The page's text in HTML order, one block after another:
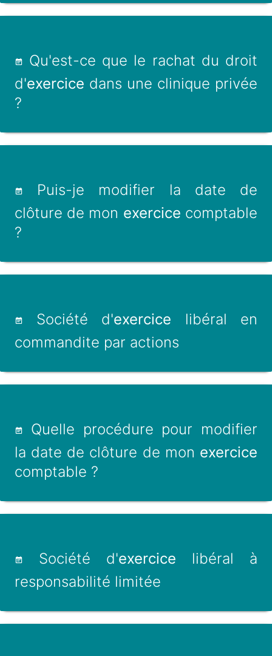
Qu'est-ce que le rachat du droit
d'exercice dans une clinique privée
?
Puis-je modifier la date de
clôture de mon exercice comptable
?
Société d'exercice libéral en
commandite par actions
Quelle procédure pour modifier
la date de clôture de mon exercice
comptable ?
Société d'exercice libéral à
responsabilité limitée